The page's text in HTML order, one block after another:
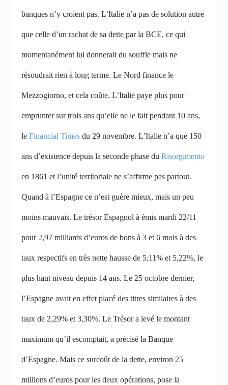
banques n’y croient pas. L’Italie n’a pas de solution autre
que celle d’un rachat de sa dette par la BCE, ce qui
momentanément lui donnerait du souffle mais ne
résoudrait rien à long terme. Le Nord finance le
Mezzogiorno, et cela coûte. L’Italie paye plus pour
emprunter sur trois ans qu’elle ne le fait pendant 10 ans,
leFinancial Times du 29 novembre. L’Italie n’a que 150
ans d’existence depuis la seconde phase duRisorgimento
en 1861 et l’unité territoriale ne s’affirme pas partout.
Quand à l’Espagne ce n’est guère mieux, mais un peu
moins mauvais. Le trésor Espagnol à émis mardi 22/11
pour 2,97 milliards d’euros de bons à 3 et 6 mois à des
taux respectifs en très nette hausse de 5,11% et 5,22%, le
plus haut niveau depuis 14 ans. Le 25 octobre dernier,
l’Espagne avait en effet placé des titres similaires à des
taux de 2,29% et 3,30%. Le Trésor a levé le montant
maximum qu’il escomptait, a précisé la Banque
d’Espagne. Mais ce surcoût de la dette, environ 25
millions d’euros pour les deux opérations, pose la